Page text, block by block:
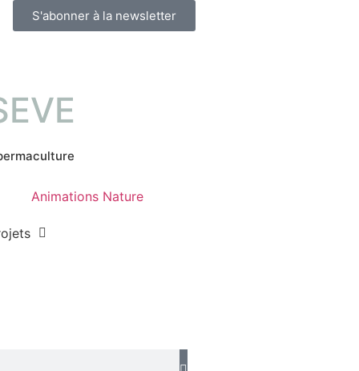
S'abonner à la newsletter
Animations Nature